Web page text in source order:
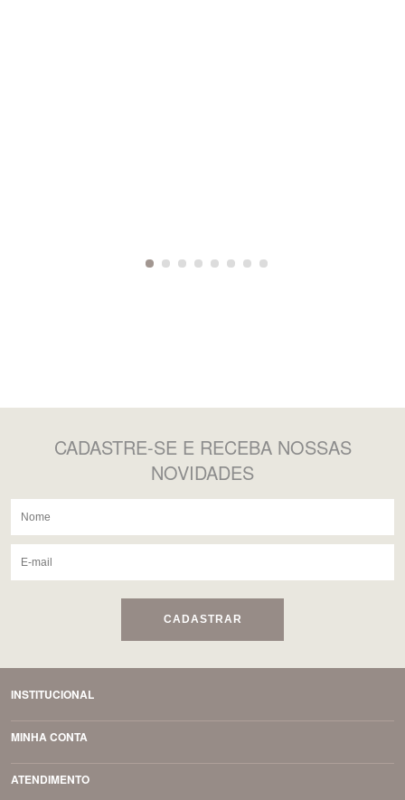
CADASTRE-SE E RECEBA NOSSAS
NOVIDADES
CADASTRAR
INSTITUCIONAL
MINHA CONTA
ATENDIMENTO